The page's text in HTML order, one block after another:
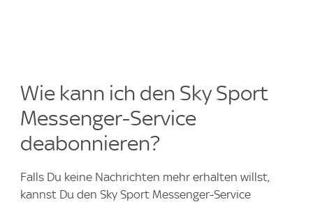
Wie kann ich den Sky Sport
Messenger-Service
deabonnieren?
Falls Du keine Nachrichten mehr erhalten willst,
kannst Du den Sky Sport Messenger-Service